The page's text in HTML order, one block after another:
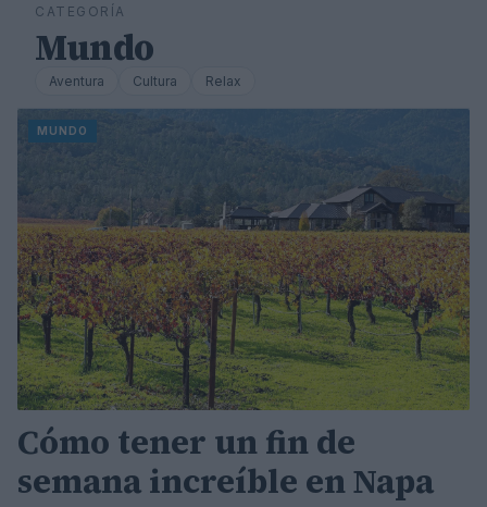
CATEGORÍA
Mundo
Aventura Cultura Relax
MUNDO
Cómo tener un fin de
semana increíble en Napa